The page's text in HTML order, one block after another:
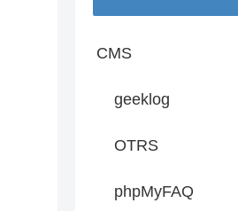
CMS
geeklog
OTRS
phpMyFAQ